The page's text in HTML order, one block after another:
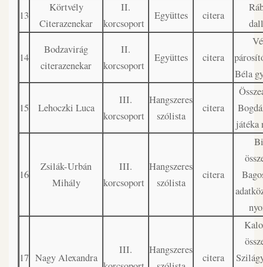
13
Körtvély
Citerazenekar
II.
korcsoport
Együttes citera
14
Bodzavirág
citerazenekar
II.
korcsoport
Együttes citera
Béla
15 Lehoczki Luca
III.
korcsoport
Hangszeres
szólista
citera
játéka
16
Zsilák-Urbán
Mihály
III.
korcsoport
Hangszeres
szólista
citera
17 Nagy Alexandra
III.
Hangszeres
citera